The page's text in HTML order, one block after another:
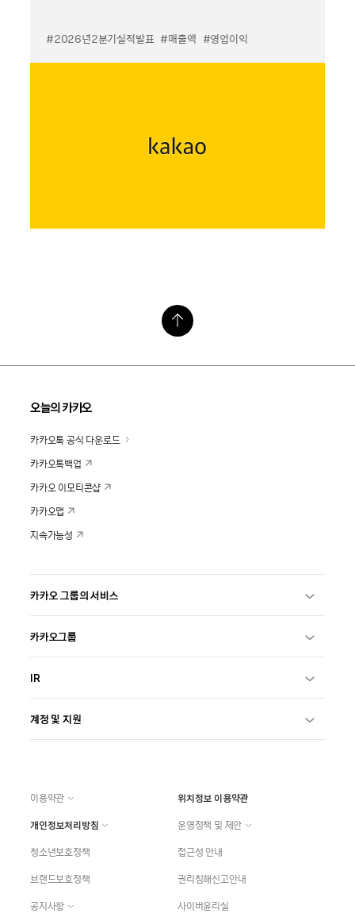
#2026년2분기실적발표 #매출액 #영업이익
오늘의 카카오
카카오톡 공식 다운로드
카카오톡백업
카카오 이모티콘샵
카카오맵
지속가능성
카카오 그룹의 서비스
카카오그룹
IR
계정 및 지원
이용약관
위치정보 이용약관
개인정보처리방침
운영정책 및 제안
청소년보호정책
접근성 안내
브랜드보호정책
권리침해신고안내
공지사항
사이버윤리실